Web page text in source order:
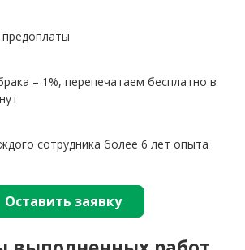
– 1%, перепечатаем бесплатно в
сотрудника более 6 лет опыта
Оставить заявку